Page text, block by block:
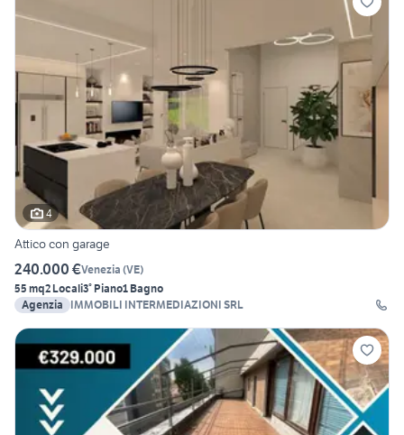
4
Attico con garage
240.000 €Venezia (VE)
55 mq2 Locali3° Piano1 Bagno
Agenzia
IMMOBILI INTERMEDIAZIONI SRL